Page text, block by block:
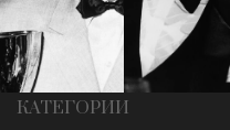
КАТЕГОРИИ